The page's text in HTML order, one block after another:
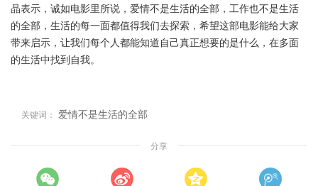
晶表示，诚如电影里所说，爱情不是生活的全部，工作也不是生活
的全部，生活的每一面都值得我们去探索，希望这部电影能给大家
带来启示，让我们每个人都能知道自己真正想要的是什么，在多面
的生活中找到自我。
关键词： 爱情不是生活的全部
分享